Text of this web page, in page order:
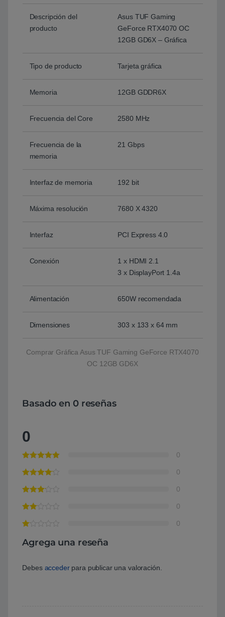
Descripción del
producto
Asus TUF Gaming
GeForce RTX4070 OC
12GB GD6X – Gráfica
Tipo de producto Tarjeta gráfica
Memoria 12GB GDDR6X
Frecuencia del Core 2580 MHz
Frecuencia de la
memoria
21 Gbps
Interfaz de memoria 192 bit
Máxima resolución 7680 X 4320
Interfaz PCI Express 4.0
Conexión
1 x HDMI 2.1
3 x DisplayPort 1.4a
Alimentación 650W recomendada
Dimensiones 303 x 133 x 64 mm
Comprar Gráfica Asus TUF Gaming GeForce RTX4070
OC 12GB GD6X
Basado en 0 reseñas
0
0
0
0
0
0
Agrega una reseña
Debes accederpara publicar una valoración.